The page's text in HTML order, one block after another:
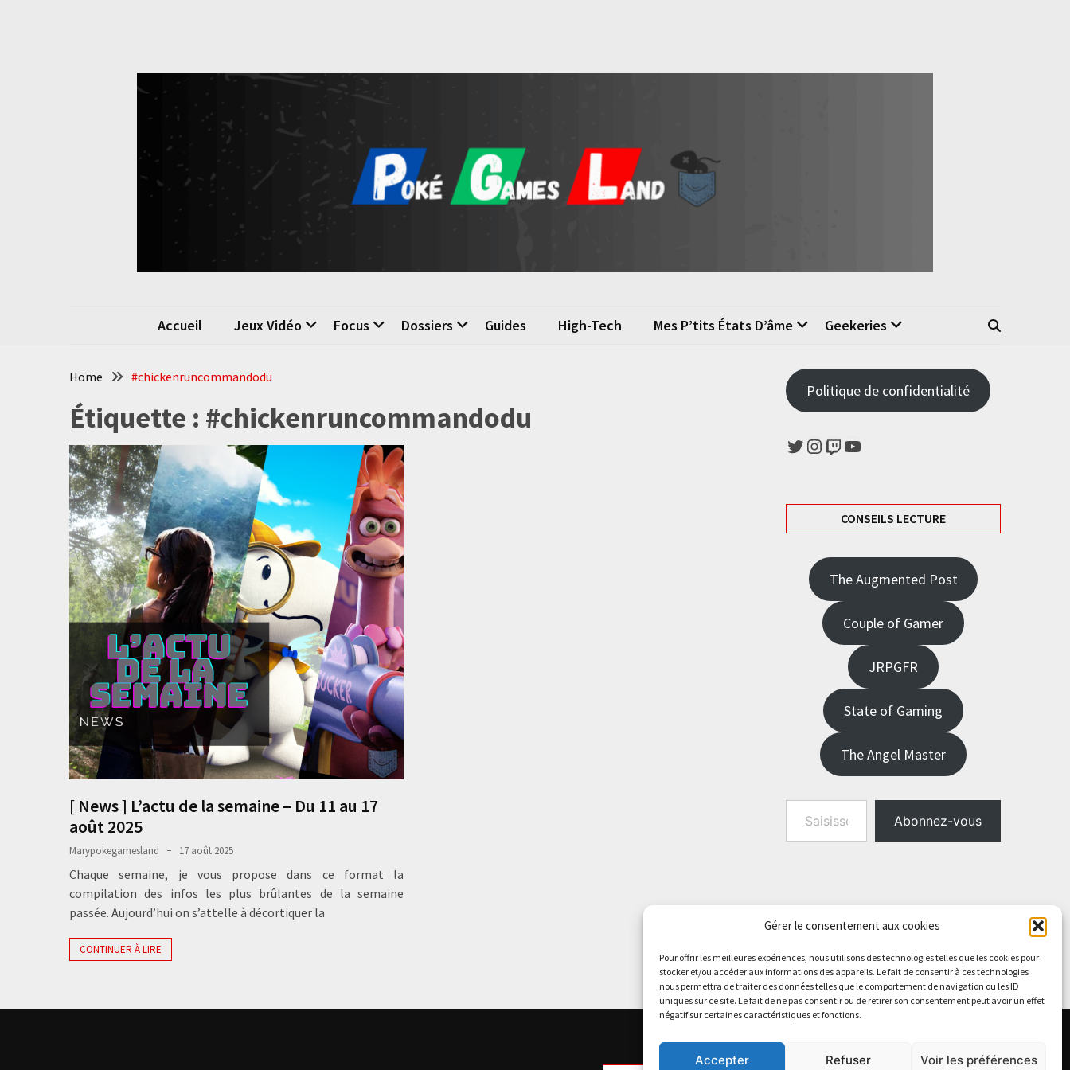
Gérer le consentement aux cookies
Pour offrir les meilleures expériences, nous utilisons des technologies telles que les cookies pour
stocker et/ou accéder aux informations des appareils. Le fait de consentir à ces technologies
nous permettra de traiter des données telles que le comportement de navigation ou les ID
uniques sur ce site. Le fait de ne pas consentir ou de retirer son consentement peut avoir un effet
négatif sur certaines caractéristiques et fonctions.
Accepter Refuser Voir les préférences
Poké Games Land
La passion du jeu vidéo
Accueil Jeux Vidéo Focus Dossiers Guides High-Tech Mes P’tits États D’âme Geekeries
Home #chickenruncommandodu
Étiquette : #chickenruncommandodu
[ News ] L’actu de la semaine – Du 11 au 17
août 2025
Marypokegamesland 17 août 2025
Chaque semaine, je vous propose dans ce format la
compilation des infos les plus brûlantes de la semaine
passée. Aujourd’hui on s’attelle à décortiquer la
CONTINUER À LIRE
Politique de confidentialité
Twitter
Instagram
TwitchYouTube
CONSEILS LECTURE
The Augmented Post
Couple of Gamer
JRPGFR
State of Gaming
The Angel Master
Saisissez votre adresse e-mail…
Abonnez-vous